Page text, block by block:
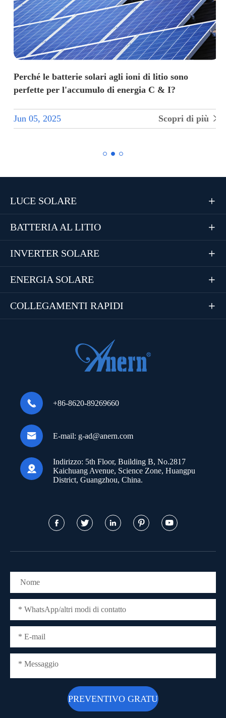
Perché le batterie solari agli ioni di litio sono
perfette per l'accumulo di energia C & I?
Jun 05, 2025 Scopri di più
LUCE SOLARE 
BATTERIA AL LITIO 
INVERTER SOLARE 
ENERGIA SOLARE 
COLLEGAMENTI RAPIDI 
 +86-8620-89269660
 E-mail: g-ad@anern.com

Indirizzo: 5th Floor, Building B, No.2817
Kaichuang Avenue, Science Zone, Huangpu
District, Guangzhou, China.
    